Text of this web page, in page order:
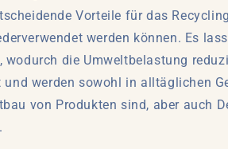
Vorteile für das
werden können. Es
die Umweltbelastung
werden sowohl in alltäglichen
von Produkten sind, aber auch